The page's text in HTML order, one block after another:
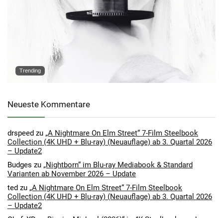
Trending
Neueste Kommentare
drspeed zu „A Nightmare On Elm Street“ 7-Film Steelbook
Collection (4K UHD + Blu-ray) (Neuauflage) ab 3. Quartal 2026
– Update2
Budges zu „Nightborn“ im Blu-ray Mediabook & Standard
Varianten ab November 2026 – Update
ted zu „A Nightmare On Elm Street“ 7-Film Steelbook
Collection (4K UHD + Blu-ray) (Neuauflage) ab 3. Quartal 2026
– Update2